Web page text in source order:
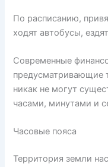
По расписанию,
ходят автобусы,
Современные
предусматривающие
никак не могут
часами, минутами и
Часовые пояса
Территория земли